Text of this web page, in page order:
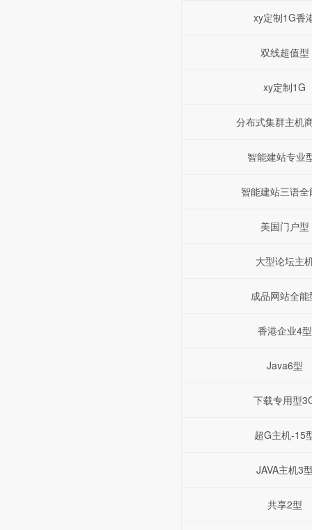
xy定制1G香
双线超值型
xy定制1G
分布式集群主机
智能建站专业
智能建站三语全
美国门户型
大型论坛主
成品网站全能
香港企业4型
Java6型
下载专用型
超G主机-15
JAVA主机3
共享2型